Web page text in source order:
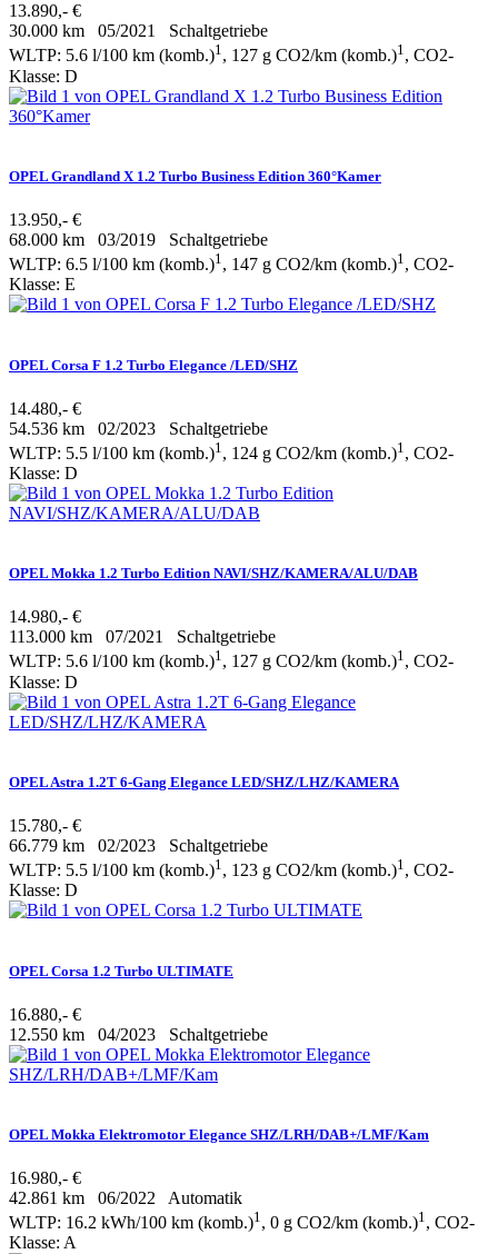
13.890,- €
30.000 km 05/2021 Schaltgetriebe
WLTP: 5.6 l/100 km (komb.)1, 127 g CO2/km (komb.)1, CO2-
Klasse: D
OPEL Grandland X 1.2 Turbo Business Edition 360°Kamer
13.950,- €
68.000 km 03/2019 Schaltgetriebe
WLTP: 6.5 l/100 km (komb.)1, 147 g CO2/km (komb.)1, CO2-
Klasse: E
OPEL Corsa F 1.2 Turbo Elegance /LED/SHZ
14.480,- €
54.536 km 02/2023 Schaltgetriebe
WLTP: 5.5 l/100 km (komb.)1 , 124 g CO2/km (komb.)1 , CO2-
Klasse: D
OPEL Mokka 1.2 Turbo Edition NAVI/SHZ/KAMERA/ALU/DAB
14.980,- €
113.000 km 07/2021 Schaltgetriebe
WLTP: 5.6 l/100 km (komb.)1, 127 g CO2/km (komb.)1, CO2-
Klasse: D
OPEL Astra 1.2T 6-Gang Elegance LED/SHZ/LHZ/KAMERA
15.780,- €
66.779 km 02/2023 Schaltgetriebe
WLTP: 5.5 l/100 km (komb.)1, 123 g CO2/km (komb.)1, CO2-
Klasse: D
OPEL Corsa 1.2 Turbo ULTIMATE
16.880,- €
12.550 km 04/2023 Schaltgetriebe
OPEL Mokka Elektromotor Elegance SHZ/LRH/DAB+/LMF/Kam
16.980,- €
42.861 km 06/2022 Automatik
WLTP: 16.2 kWh/100 km (komb.)1, 0 g CO2/km (komb.)1, CO2-
Klasse: A